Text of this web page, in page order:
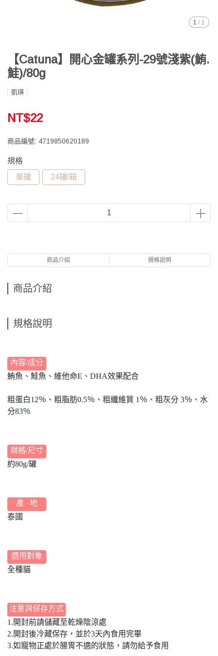
1 / 1
【Catuna】開心金罐系列-29號淺紫(鮪.
鮭)/80g
凱璜
NT$22
商品編號: 4719850620189
規格
單罐
24罐/箱
商品介紹 規格說明
商品介紹
規格說明
內容/成分
鮪魚、鮭魚、維他命E、DHA效果配合
粗蛋白12％、粗脂肪0.5％、粗纖維質 1％、粗灰分 3％、水
分83％
規格/尺寸
約80g/罐
產 地
泰國
適用對象
全種貓
注意與保存方式
1.開封前請儲藏至乾燥陰涼處
2.開封後冷藏保存，並於3天內食用完畢
3.如寵物正處於腸胃不適的狀態，請勿給予食用